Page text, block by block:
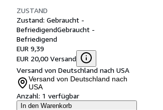
ZUSTAND
Zustand: Gebraucht -
BefriedigendGebraucht -
Befriedigend
EUR 9,39
EUR 20,00 Versand
Versand von Deutschland nach USA
Versand von Deutschland nach
USA
Anzahl: 1 verfügbar
In den Warenkorb